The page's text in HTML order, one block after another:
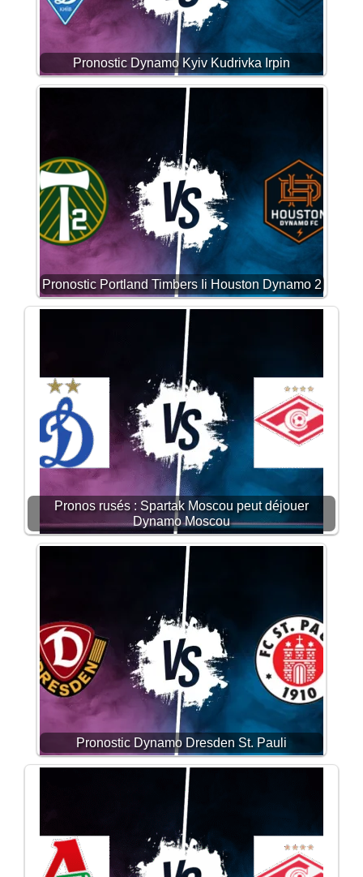
Pronostic Dynamo Kyiv Kudrivka Irpin
Pronostic Portland Timbers Ii Houston Dynamo 2
Pronos rusés : Spartak Moscou peut déjouer
Dynamo Moscou
Pronostic Dynamo Dresden St. Pauli